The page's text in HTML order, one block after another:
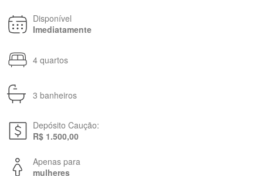
Disponível
Imediatamente
4 quartos
3 banheiros
Depósito Caução:
R$ 1.500,00
Apenas para
mulheres